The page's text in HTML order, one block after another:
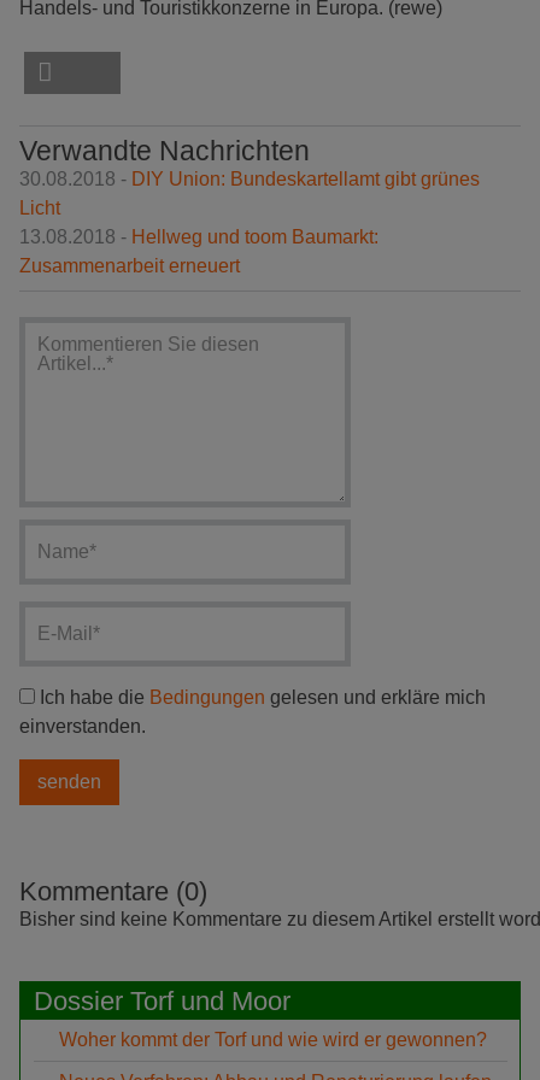
Handels- und Touristikkonzerne in Europa. (rewe)
Verwandte Nachrichten
30.08.2018 - DIY Union: Bundeskartellamt gibt grünes
Licht
13.08.2018 - Hellweg und toom Baumarkt:
Zusammenarbeit erneuert
Ich habe die Bedingungen gelesen und erkläre mich
einverstanden.
Kommentare (0)
Bisher sind keine Kommentare zu diesem Artikel erstellt
Dossier Torf und Moor
Woher kommt der Torf und wie wird er gewonnen?